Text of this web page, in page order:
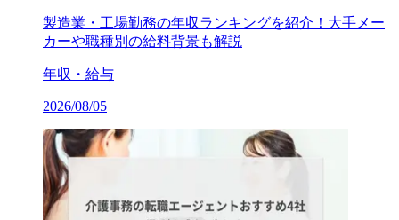
製造業・工場勤務の年収ランキングを紹介！大手メー
カーや職種別の給料背景も解説
年収・給与
2026/08/05